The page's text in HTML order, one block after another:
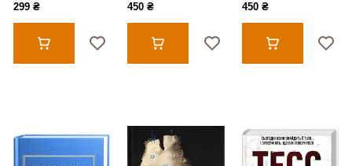
299 ₴ 450 ₴ 450 ₴